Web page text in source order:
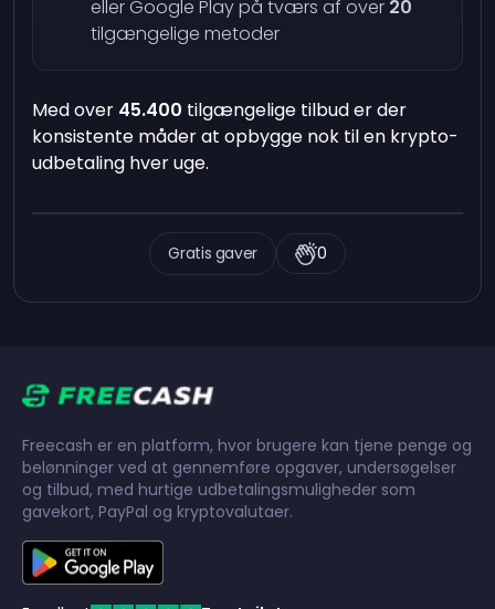
eller Google Play på tværs af over 20
tilgængelige metoder
Med over 45.400 tilgængelige tilbud er der
konsistente måder at opbygge nok til en krypto-
udbetaling hver uge.
Gratis gaver 0
Freecash er en platform, hvor brugere kan tjene penge og
belønninger ved at gennemføre opgaver, undersøgelser
og tilbud, med hurtige udbetalingsmuligheder som
gavekort, PayPal og kryptovalutaer.